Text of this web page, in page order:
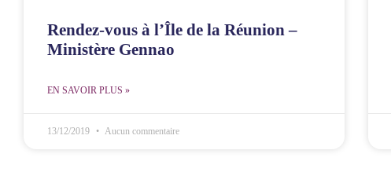
Rendez-vous à l’Île de la Réunion –
Ministère Gennao
EN SAVOIR PLUS »
13/12/2019 Aucun commentaire